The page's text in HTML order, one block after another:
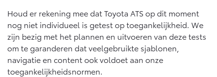
Toyota C-HR+
BATTERIJ-ELEKTRISCH
RAV4
PLUG-IN HYBRIDE
Connected
Connected Services
MyToyota login
MyToyota App
Houd er rekening mee dat Toyota ATS op dit moment
nog niet individueel is getest op toegankelijkheid. We
zijn bezig met het plannen en uitvoeren van deze tests
om te garanderen dat veelgebruikte sjablonen,
navigatie en content ook voldoet aan onze
toegankelijkheidsnormen.